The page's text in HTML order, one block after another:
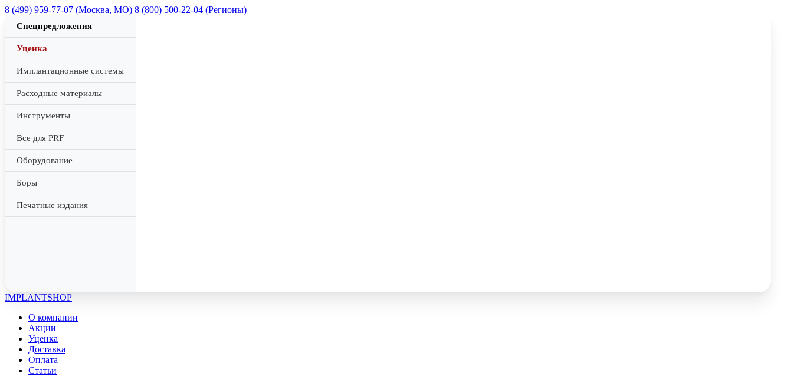
8 (499) 959-77-07 (Москва, МО) 8 (800) 500-22-04 (Регионы)
Спецпредложения
Уценка
Имплантационные системы
Расходные материалы
Инструменты
Все для PRF
Оборудование
Боры
Печатные издания
IMPLANTSHOP
О компании
Акции
Уценка
Доставка
Оплата
Статьи